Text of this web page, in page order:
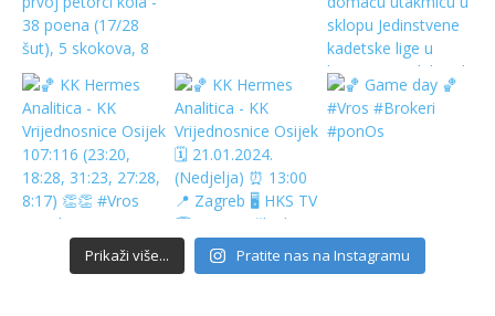
Prikaži više... Pratite nas na Instagramu